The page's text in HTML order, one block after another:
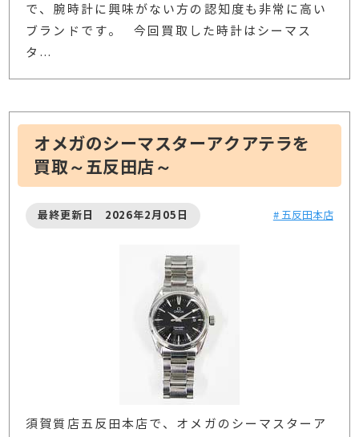
で、腕時計に興味がない方の認知度も非常に高い
ブランドです。 今回買取した時計はシーマス
タ …
オメガのシーマスターアクアテラを
買取～五反田店～
最終更新日 2026年2月05日 # 五反田本店
須賀質店五反田本店で、オメガのシーマスターア